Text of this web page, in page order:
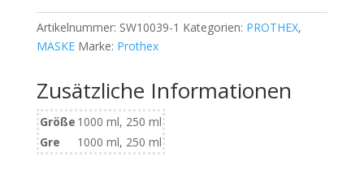
Mask
Menge
Artikelnummer: SW10039-1 Kategorien: PROTHEX,
MASKE Marke: Prothex
Zusätzliche Informationen
Größe 1000 ml, 250 ml
Gre
1000 ml, 250 ml